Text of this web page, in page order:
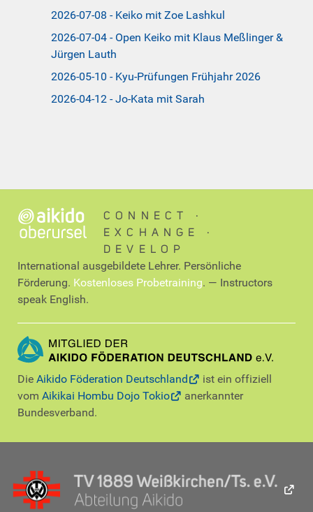
2026-07-08 - Keiko mit Zoe Lashkul
2026-07-04 - Open Keiko mit Klaus Meßlinger &
Jürgen Lauth
2026-05-10 - Kyu-Prüfungen Frühjahr 2026
2026-04-12 - Jo-Kata mit Sarah
CONNECT ∙
EXCHANGE ∙
DEVELOP
International ausgebildete Lehrer. Persönliche
Förderung. Kostenloses Probetraining. — Instructors
speak English.
Die Aikido Föderation Deutschland
ist ein offiziell
vom Aikikai Hombu Dojo Tokio
anerkannter
Bundesverband.